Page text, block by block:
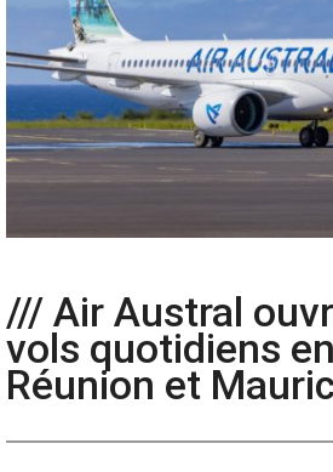
/// Air Austral
vols quotidiens
Réunion et